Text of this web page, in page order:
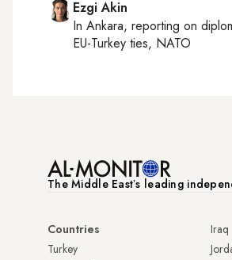
Ezgi Akin
In Ankara, reporting on
EU-Turkey ties, NATO
The Middle Eastʼs leading
Countries
Turkey
Iraq